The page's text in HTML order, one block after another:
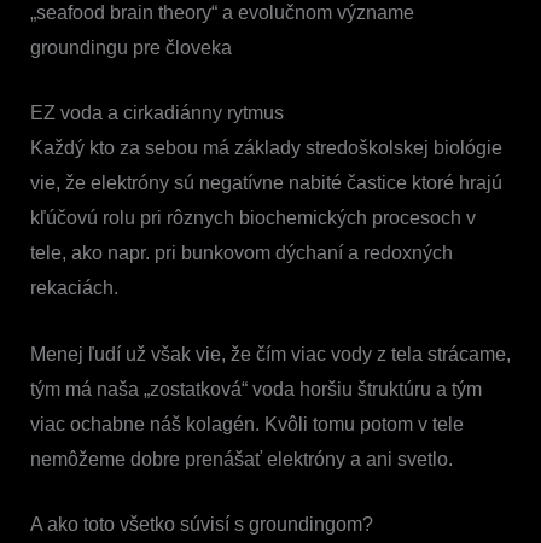
„seafood brain theory“ a evolučnom význame
groundingu pre človeka
EZ voda a cirkadiánny rytmus
Každý kto za sebou má základy stredoškolskej biológie
vie, že elektróny sú negatívne nabité častice ktoré hrajú
kľúčovú rolu pri rôznych biochemických procesoch v
tele, ako napr. pri bunkovom dýchaní a redoxných
rekaciách.
Menej ľudí už však vie, že čím viac vody z tela strácame,
tým má naša „zostatková“ voda horšiu štruktúru a tým
viac ochabne náš kolagén. Kvôli tomu potom v tele
nemôžeme dobre prenášať elektróny a ani svetlo.
A ako toto všetko súvisí s groundingom?